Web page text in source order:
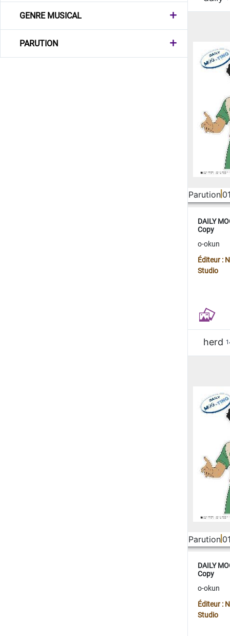
GENRE MUSICAL
PARUTION
Parution
DAILY
Copy
o-okun
Éditeur :
Studio
herd
Parution
DAILY
Copy
o-okun
Éditeur :
Studio